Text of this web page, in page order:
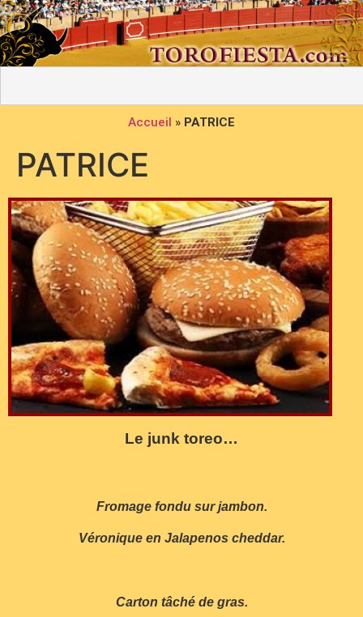
Accueil » PATRICE
PATRICE
Le junk toreo…
Fromage fondu sur jambon.
Véronique en Jalapenos cheddar.
Carton tâché de gras.